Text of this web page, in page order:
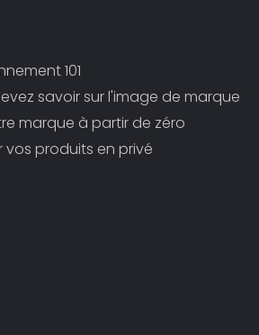
101
savoir sur l'image de marque
marque à partir de zéro
produits en privé